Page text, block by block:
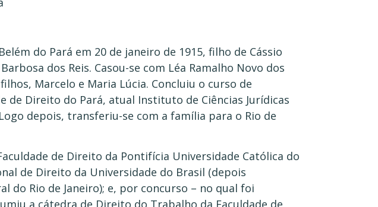
do Pará em 20 de janeiro de 1915, filho de Cássio
dos Reis. Casou-se com Léa Ramalho Novo dos
Marcelo e Maria Lúcia. Concluiu o curso de
de Direito do Pará, atual Instituto de Ciências Jurídicas
depois, transferiu-se com a família para o Rio de
de Direito da Pontifícia Universidade Católica do
de Direito da Universidade do Brasil (depois
do Rio de Janeiro); e, por concurso – no qual foi
a cátedra de Direito do Trabalho da Faculdade de